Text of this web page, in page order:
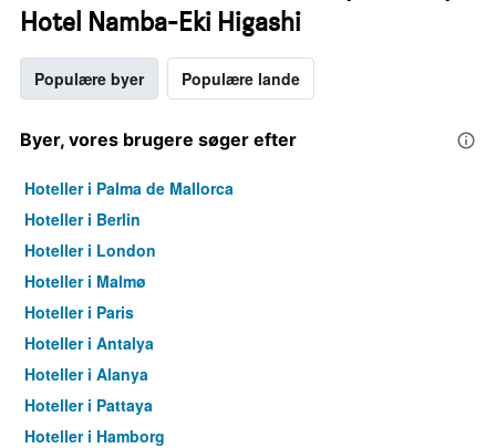
Hotel Namba-Eki Higashi
Populære byer Populære lande
Byer, vores brugere søger efter
Hoteller i Palma de Mallorca
Hoteller i Berlin
Hoteller i London
Hoteller i Malmø
Hoteller i Paris
Hoteller i Antalya
Hoteller i Alanya
Hoteller i Pattaya
Hoteller i Hamborg